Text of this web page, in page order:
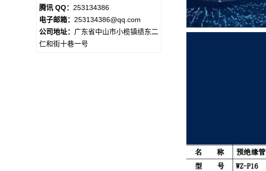
腾讯 QQ： 253134386
电子邮箱： 253134386@qq.com
公司地址： 广东省中山市小榄镇绩东二
仁和街十巷一号